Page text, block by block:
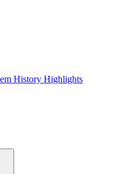
History Highlights